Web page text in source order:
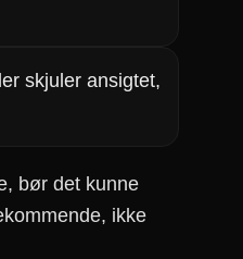
skjuler ansigtet,
bør det kunne
ikke